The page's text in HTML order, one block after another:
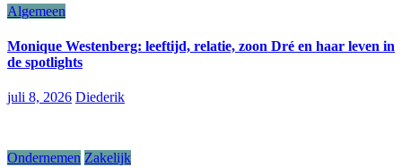
Algemeen
Monique Westenberg: leeftijd, relatie, zoon Dré en haar leven in
de spotlights
juli 8, 2026 Diederik
Ondernemen Zakelijk